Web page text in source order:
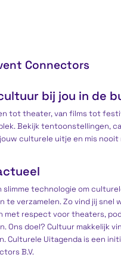
content
Connectors
bij jou in de
tot theater, van films tot
Bekijk tentoonstellingen,
culturele uitje en mis nooit
slimme technologie om
te verzamelen. Zo vind jij snel
met respect voor theaters,
Ons doel? Cultuur makkelijk
Culturele Uitagenda is een
B.V.